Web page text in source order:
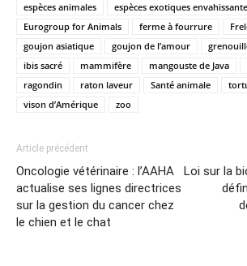
espèces animales
espèces exotiques
Eurogroup for Animals
ferme à fourrure
goujon asiatique
goujon de l’amour
ibis sacré
mammifère mangouste de Java
ragondin
raton laveur Santé animale
vison d’Amérique
zoo
Article précédent
Oncologie vétérinaire : l’AAHA
actualise ses lignes directrices
sur la gestion du cancer chez
le chien et le chat
Loi sur la